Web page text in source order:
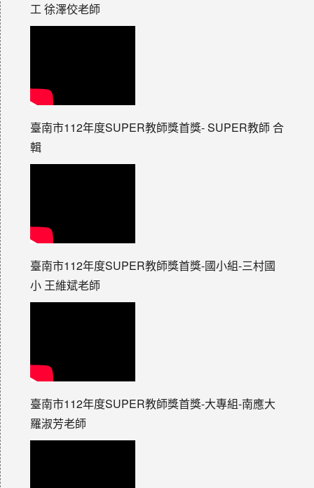
工 徐澤佼老師
臺南市112年度SUPER教師獎首獎- SUPER教師 合
輯
臺南市112年度SUPER教師獎首獎-國小組-三村國
小 王維斌老師
臺南市112年度SUPER教師獎首獎-大專組-南應大
羅淑芳老師